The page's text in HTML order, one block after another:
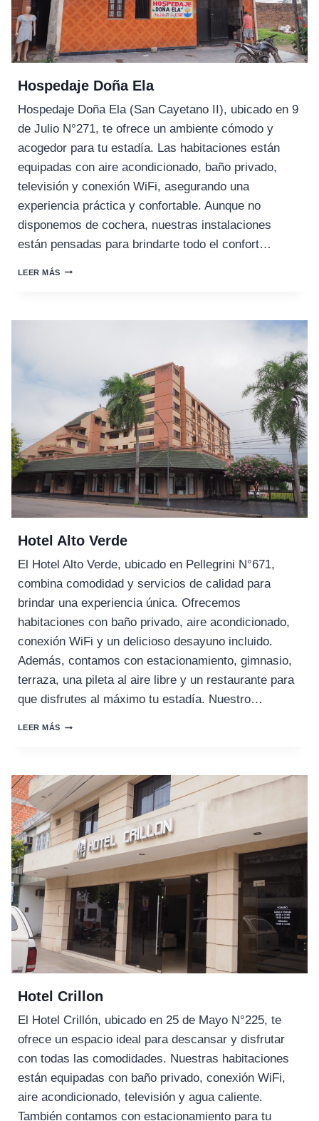
Hospedaje Doña Ela
Hospedaje Doña Ela (San Cayetano II), ubicado en 9
de Julio N°271, te ofrece un ambiente cómodo y
acogedor para tu estadía. Las habitaciones están
equipadas con aire acondicionado, baño privado,
televisión y conexión WiFi, asegurando una
experiencia práctica y confortable. Aunque no
disponemos de cochera, nuestras instalaciones
están pensadas para brindarte todo el confort…
LEER MÁSHOSPEDAJE
Hotel Alto Verde
El Hotel Alto Verde, ubicado en Pellegrini N°671,
combina comodidad y servicios de calidad para
brindar una experiencia única. Ofrecemos
habitaciones con baño privado, aire acondicionado,
conexión WiFi y un delicioso desayuno incluido.
Además, contamos con estacionamiento, gimnasio,
terraza, una pileta al aire libre y un restaurante para
que disfrutes al máximo tu estadía. Nuestro…
LEER MÁSHOTEL
Hotel Crillon
El Hotel Crillón, ubicado en 25 de Mayo N°225, te
ofrece un espacio ideal para descansar y disfrutar
con todas las comodidades. Nuestras habitaciones
están equipadas con baño privado, conexión WiFi,
aire acondicionado, televisión y agua caliente.
También contamos con estacionamiento para tu